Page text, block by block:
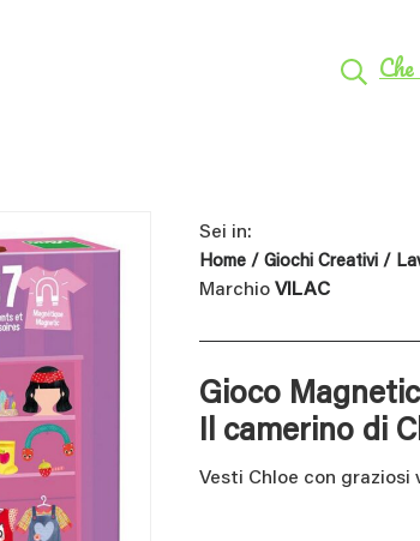
Sei in:
Home / Giochi Creativi /
Marchio VILAC
Gioco
Il camerino di
Vesti Chloe con